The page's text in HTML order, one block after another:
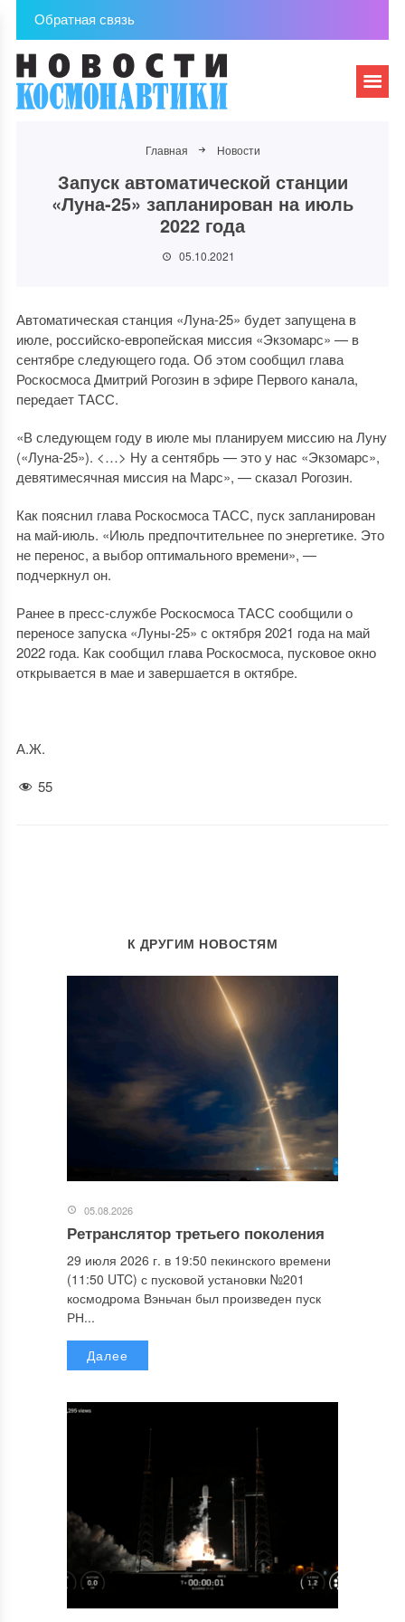
Обратная связь
Главная Новости
Запуск автоматической станции
«Луна-25» запланирован на июль
2022 года
05.10.2021
Автоматическая станция «Луна-25» будет запущена в
июле, российско-европейская миссия «Экзомарс» — в
сентябре следующего года. Об этом сообщил глава
Роскосмоса Дмитрий Рогозин в эфире Первого канала,
передает ТАСС.
«В следующем году в июле мы планируем миссию на Луну
(«Луна-25»). <…> Ну а сентябрь — это у нас «Экзомарс»,
девятимесячная миссия на Марс», — сказал Рогозин.
Как пояснил глава Роскосмоса ТАСС, пуск запланирован
на май-июль. «Июль предпочтительнее по энергетике. Это
не перенос, а выбор оптимального времени», —
подчеркнул он.
Ранее в пресс-службе Роскосмоса ТАСС сообщили о
переносе запуска «Луны-25» с октября 2021 года на май
2022 года. Как сообщил глава Роскосмоса, пусковое окно
открывается в мае и завершается в октябре.
А.Ж.
55
К ДРУГИМ НОВОСТЯМ
05.08.2026
Ретранслятор третьего поколения
29 июля 2026 г. в 19:50 пекинского времени
(11:50 UTC) с пусковой установки №201
космодрома Вэньчан был произведен пуск
РН...
Далее